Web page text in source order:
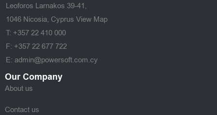
Leoforos Larnakos 39-41,
1046 Nicosia, Cyprus View Map
T: +357 22 410 000
F: +357 22 677 722
E: admin@powersoft.com.cy
Our Company
About us
Contact us